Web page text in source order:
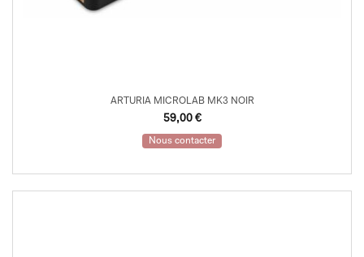
ARTURIA MICROLAB MK3 NOIR
59,00 €
Nous contacter